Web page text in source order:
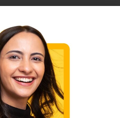
dans l’aboutissement de
sérénité, que ce soit
ou de la vente, et ce, dans le
et l’écoute, qui sont la
Alsace-Lorraine.